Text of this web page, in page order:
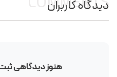
دیدگاه کاربران
هنوز دیدگاهی